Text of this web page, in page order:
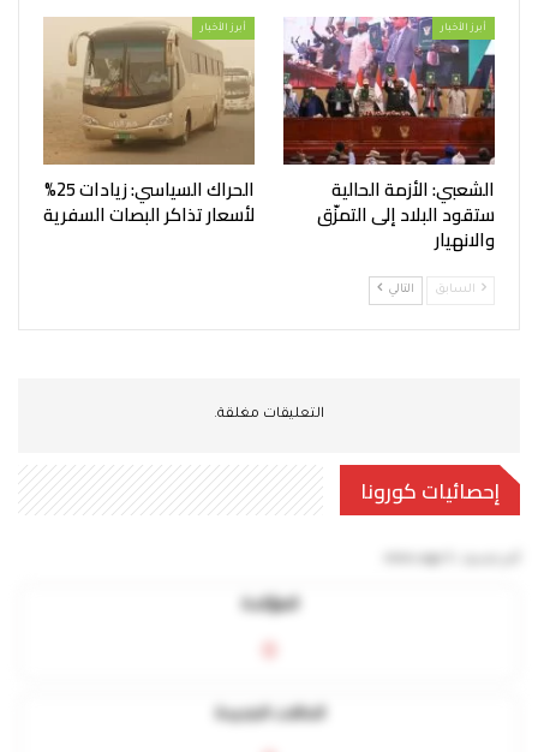
أبرز الأخبار
الشعبي: الأزمة الحالية
ستقود البلاد إلى التمزّق
والانهيار
أبرز الأخبار
الحراك السياسي: زيادات 25%
لأسعار تذاكر البصات السفرية
السابق التالي
التعليقات مغلقة.
إحصائيات كورونا
المؤكدة
0
الحالات الجديدة